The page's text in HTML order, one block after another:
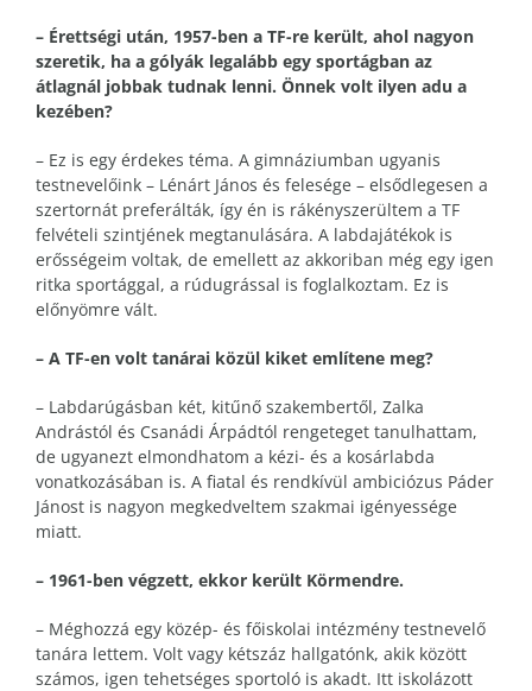
– Érettségi után, 1957-ben a TF-re került, ahol nagyon
szeretik, ha a gólyák legalább egy sportágban az
átlagnál jobbak tudnak lenni. Önnek volt ilyen adu a
kezében?
– Ez is egy érdekes téma. A gimnáziumban ugyanis
testnevelőink – Lénárt János és felesége – elsődlegesen a
szertornát preferálták, így én is rákényszerültem a TF
felvételi szintjének megtanulására. A labdajátékok is
erősségeim voltak, de emellett az akkoriban még egy igen
ritka sportággal, a rúdugrással is foglalkoztam. Ez is
előnyömre vált.
– A TF-en volt tanárai közül kiket említene meg?
– Labdarúgásban két, kitűnő szakembertől, Zalka
Andrástól és Csanádi Árpádtól rengeteget tanulhattam,
de ugyanezt elmondhatom a kézi- és a kosárlabda
vonatkozásában is. A fiatal és rendkívül ambiciózus Páder
Jánost is nagyon megkedveltem szakmai igényessége
miatt.
– 1961-ben végzett, ekkor került Körmendre.
– Méghozzá egy közép- és főiskolai intézmény testnevelő
tanára lettem. Volt vagy kétszáz hallgatónk, akik között
számos, igen tehetséges sportoló is akadt. Itt iskolázott